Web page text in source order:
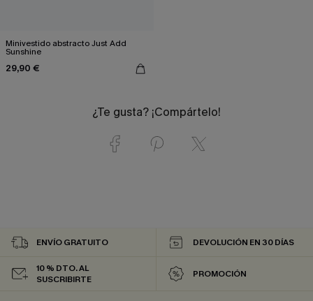
Minivestido abstracto Just Add
Sunshine
29,90 €
¿Te gusta? ¡Compártelo!
ENVÍO GRATUITO DEVOLUCIÓN EN 30 DÍAS
10 % DTO. AL
SUSCRIBIRTE
PROMOCIÓN